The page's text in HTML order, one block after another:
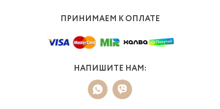
ПРИНИМАЕМ К ОПЛАТЕ
НАПИШИТЕ НАМ: